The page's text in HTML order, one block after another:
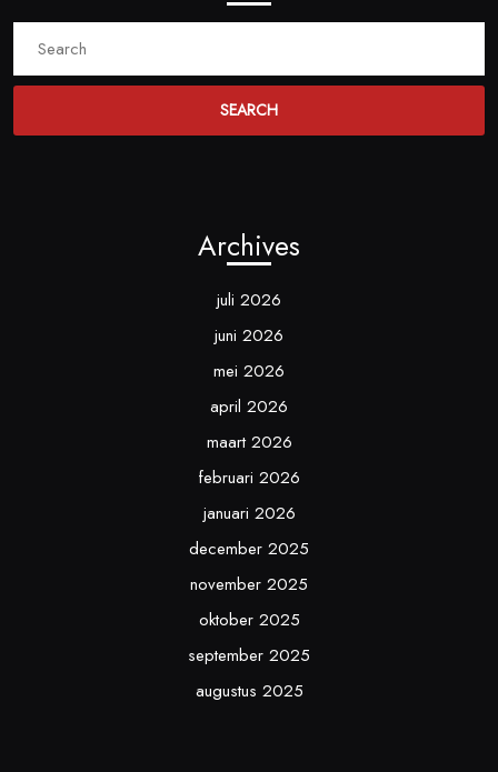
Archives
juli 2026
juni 2026
mei 2026
april 2026
maart 2026
februari 2026
januari 2026
december 2025
november 2025
oktober 2025
september 2025
augustus 2025